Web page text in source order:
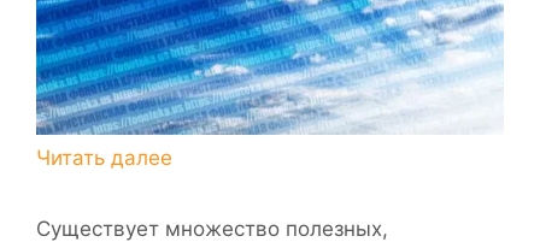
Существует множество полезных,